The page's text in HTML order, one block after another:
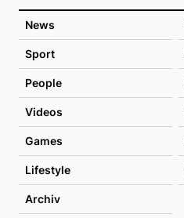
News
Sport
People
Videos
Games
Lifestyle
Archiv